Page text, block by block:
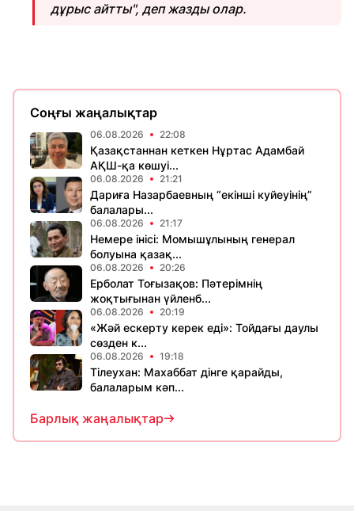
дұрыс айтты", деп жазды олар.
Соңғы жаңалықтар
06.08.2026 22:08
Қазақстаннан кеткен Нұртас Адамбай
АҚШ-қа көшуі...
06.08.2026 21:21
Дариға Назарбаевның “екінші куйеуінің”
балалары...
06.08.2026 21:17
Немере інісі: Момышұлының генерал
болуына қазақ...
06.08.2026 20:26
Ерболат Тоғызақов: Пәтерімнің
жоқтығынан үйленб...
06.08.2026 20:19
«Жәй ескерту керек еді»: Тойдағы даулы
сөзден к...
06.08.2026 19:18
Тілеухан: Махаббат дінге қарайды,
балаларым кәп...
Барлық жаңалықтар